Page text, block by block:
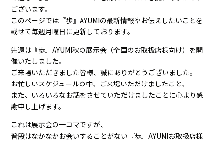
ございます。
このページでは『歩』AYUMIの最新情報やお伝えしたいことを
載せて毎週月曜日に更新しております。
先週は『歩』AYUMI秋の展示会（全国のお取扱店様向け）を開
催いたしました。
ご来場いただきました皆様、誠にありがとうございました。
お忙しいスケジュールの中、ご来場いただけましたこと、
また、いろいろなお話をさせていただけましたことに心より感
謝申し上げます。
これは展示会の一コマですが、
普段はなかなかお会いすることがない『歩』AYUMIお取扱店様